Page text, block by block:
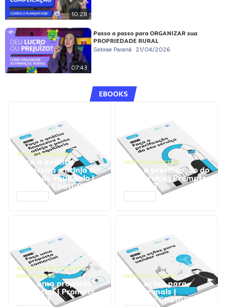
10:28
07:43
Passo a passo para ORGANIZAR sua
PROPRIEDADE RURAL
Sebrae Paraná 21/04/2026
EBOOKS
GESTÃO FINANCEIRA
Faça a análise
financeira e atinja o
ponto de equilíbrio |
Prompts ChatGPT
GESTÃO FINANCEIRA
Faça a precificação do
seu serviço | Prompts
ChatGPT
NEGÓCIOS, PROCESSOS
EMPRESARIAIS
Faça uma proposta
comercial | Prompts
ChatGPT
NEGÓCIOS, VENDAS
Faça ações para
vender mais |
Prompts ChatGPT